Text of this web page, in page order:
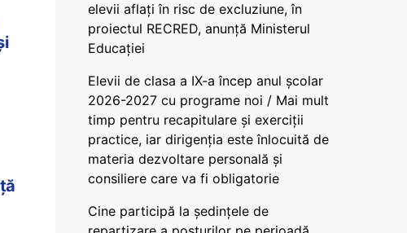
elevii aflați în risc de excluziune, în
proiectul RECRED, anunță Ministerul
Educației
Elevii de clasa a IX-a încep anul școlar
2026-2027 cu programe noi / Mai mult
timp pentru recapitulare și exerciții
practice, iar dirigenția este înlocuită de
materia dezvoltare personală și
consiliere care va fi obligatorie
Cine participă la ședințele de